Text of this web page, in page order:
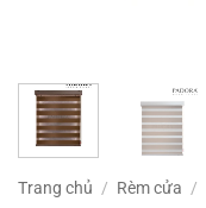
Trang chủ / Rèm cửa /